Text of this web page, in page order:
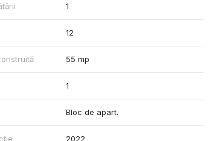
1
12
55 mp
1
Bloc de apart.
2022